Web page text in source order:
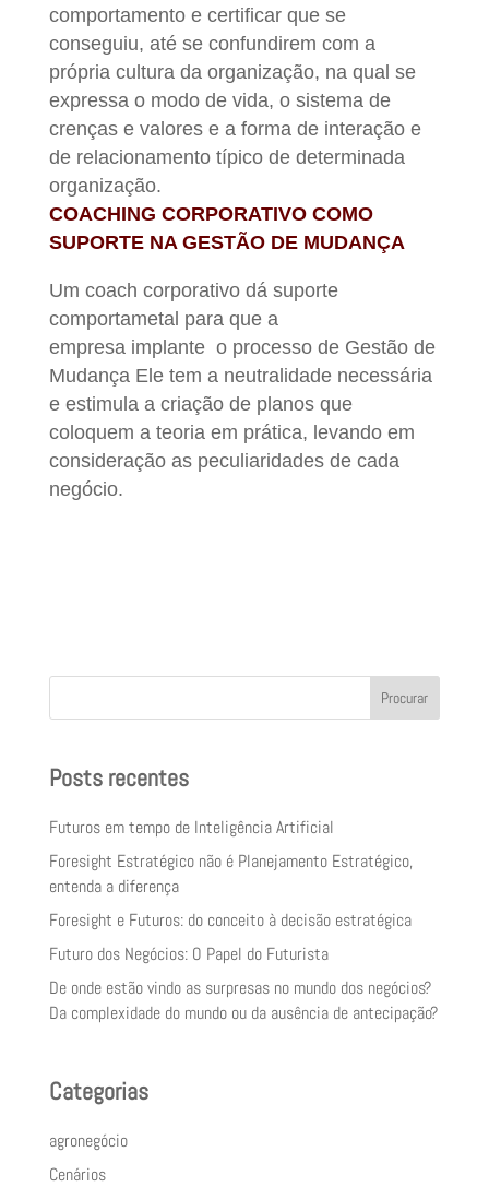
comportamento e certificar que se
conseguiu, até se confundirem com a
própria cultura da organização, na qual se
expressa o modo de vida, o sistema de
crenças e valores e a forma de interação e
de relacionamento típico de determinada
organização.
COACHING CORPORATIVO COMO
SUPORTE NA GESTÃO DE MUDANÇA
Um coach corporativo dá suporte
comportametal para que a
empresa implante o processo de Gestão de
Mudança Ele tem a neutralidade necessária
e estimula a criação de planos que
coloquem a teoria em prática, levando em
consideração as peculiaridades de cada
negócio.
Procurar
Posts recentes
Futuros em tempo de Inteligência Artificial
Foresight Estratégico não é Planejamento Estratégico,
entenda a diferença
Foresight e Futuros: do conceito à decisão estratégica
Futuro dos Negócios: O Papel do Futurista
De onde estão vindo as surpresas no mundo dos negócios?
Da complexidade do mundo ou da ausência de antecipação?
Categorias
agronegócio
Cenários